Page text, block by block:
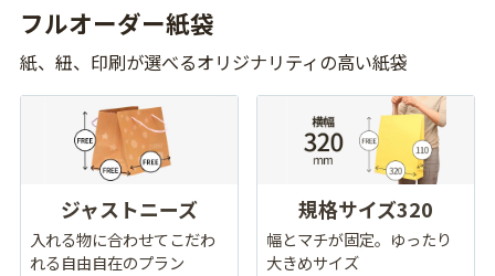
フルオーダー紙袋
紙、紐、印刷が選べるオリジナリティの高い紙袋
ジャストニーズ
入れる物に合わせてこだわ
れる自由自在のプラン
規格サイズ320
幅とマチが固定。ゆったり
大きめサイズ